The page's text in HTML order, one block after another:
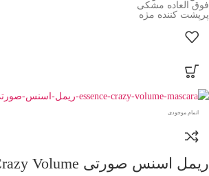
فوق العاده مشکی
پرپشت کننده مژه
اتمام موجودی
ریمل اسنس صورتی Essence Crazy Volume